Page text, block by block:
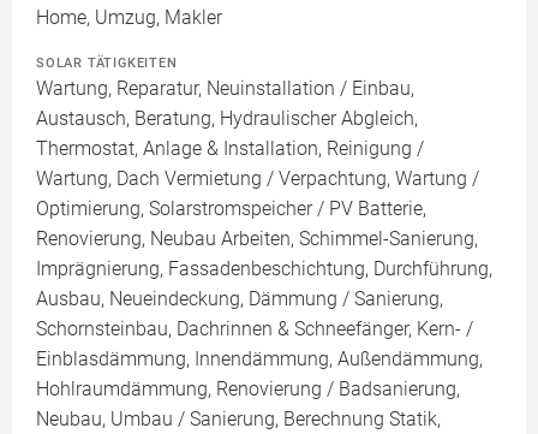
Home, Umzug, Makler
SOLAR TÄTIGKEITEN
Wartung, Reparatur, Neuinstallation / Einbau,
Austausch, Beratung, Hydraulischer Abgleich,
Thermostat, Anlage & Installation, Reinigung /
Wartung, Dach Vermietung / Verpachtung, Wartung /
Optimierung, Solarstromspeicher / PV Batterie,
Renovierung, Neubau Arbeiten, Schimmel-Sanierung,
Imprägnierung, Fassadenbeschichtung, Durchführung,
Ausbau, Neueindeckung, Dämmung / Sanierung,
Schornsteinbau, Dachrinnen & Schneefänger, Kern- /
Einblasdämmung, Innendämmung, Außendämmung,
Hohlraumdämmung, Renovierung / Badsanierung,
Neubau, Umbau / Sanierung, Berechnung Statik,